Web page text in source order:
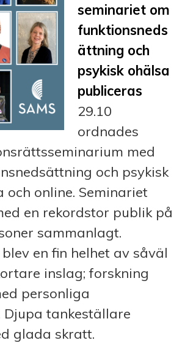
seminariet om
funktionsneds
ättning och
psykisk ohälsa
publiceras
29.10
ordnades
med
och psykisk
och online. Seminariet
en rekordstor publik på
sammanlagt.
en fin helhet av såväl
inslag; forskning
personliga
Djupa tankeställare
glada skratt.